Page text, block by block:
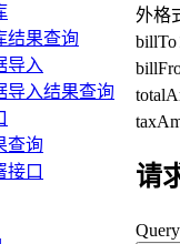
结果查询
导入
导入结果查询
查询
接口
外格
请